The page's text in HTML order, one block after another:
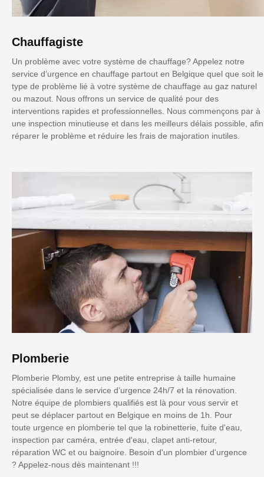
Chauffagiste
Un problème avec votre système de chauffage? Appelez notre
service d’urgence en chauffage partout en Belgique quel que soit le
type de problème lié à votre système de chauffage au gaz naturel
ou mazout. Nous offrons un service de qualité pour des
interventions rapides et professionnelles. Nous commençons par à
une inspection minutieuse et dans les meilleurs délais possible, afin
réparer le problème et réduire les frais de majoration inutiles.
Plomberie
Plomberie Plomby, est une petite entreprise à taille humaine
spécialisée dans le service d’urgence 24h/7 et la rénovation.
Notre équipe de plombiers qualifiés est là pour vous servir et
peut se déplacer partout en Belgique en moins de 1h. Pour
toute urgence en plomberie tel que la robinetterie, fuite d'eau,
inspection par caméra, entrée d'eau, clapet anti-retour,
réparation WC et ou baignoire. Besoin d'un plombier d'urgence
? Appelez-nous dès maintenant !!!